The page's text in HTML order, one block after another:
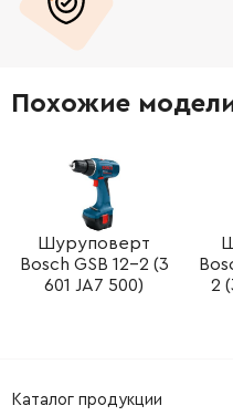
Похожие
Шуруповерт
Bosch GSB 12-2 (3
601 JA7 500)
2
Каталог продукции